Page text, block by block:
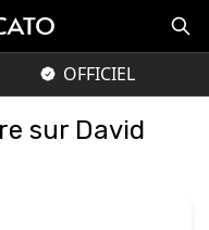
OFFICIEL
sur David